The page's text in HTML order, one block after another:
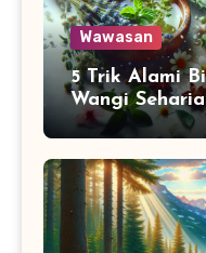
Wawasan
5 Trik Alami
Wangi